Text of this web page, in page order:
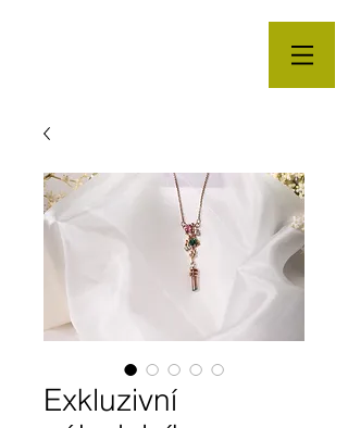
Exkluzivní